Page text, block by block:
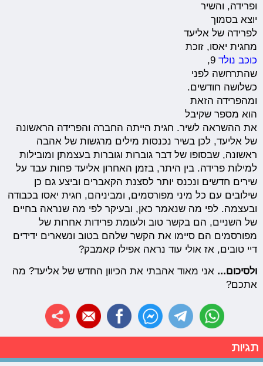
ופרידה, והשיר
יוצא בסמוך
לפרידה של אליעד
מחגית יאסו, זוכת
כוכב נולד
9,
שהתרחשה לפני
כשלושה חודשים.
ומהפרידה הזאת
הוא מספר שקיבל
את ההשראה לשיר. חגית הייתה החברה והפרידה הראשונה
של אליעד, לכן בשיר נכנסות מילים מרגשות של אהבה
ראשונה, שבסופו של דבר גוברות וגוברות בעצמתן ומובילות
למילות פרידה. בין היתר, בזמן האחרון אליעד פחות עבד על
שירים חדשים ונכנס יותר לסצנת הקאברים וביצע גם כן
שילובים עם כל מיני מפורסמים, ומביניהם, חגית יאסו בכבודה
ובעצמה. לפי מה שנאמר כאן, ובעיקר לפי מה שנראה בחיים
של השניים, הם בקשר טוב ולעומת פרידות אחרות של
מפורסמים הם סיימו את הקשר שלהם בטוב ונשארים ידידים
דיי טובים, אז אולי עוד נראה אפילו קאמבק?
ולסיכום...אני מאוד אהבתי את הכיוון החדש של אליעד? מה
אתכם?
תגיות